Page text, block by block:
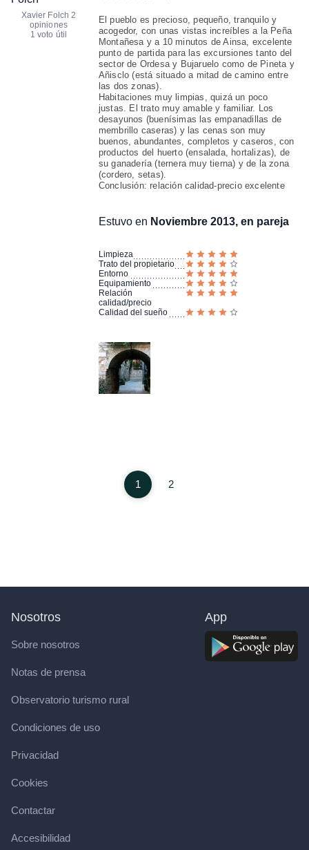
Xavier Folch 2
opiniones
1 voto útil
El pueblo es precioso, pequeño, tranquilo y
acogedor, con unas vistas increíbles a la Peña
Montañesa y a 10 minutos de Ainsa, excelente
punto de partida para las excursiones tanto del
sector de Ordesa y Bujaruelo como de Pineta y
Añisclo (está situado a mitad de camino entre
las dos zonas).
Habitaciones muy limpias, quizá un poco
justas. El trato muy amable y familiar. Los
desayunos (buenísimas las empanadillas de
membrillo caseras) y las cenas son muy
buenos, abundantes, completos y caseros, con
productos del huerto (ensalada, hortalizas), de
su ganadería (ternera muy tierna) y de la zona
(cordero, setas).
Conclusión: relación calidad-precio excelente
Estuvo en Noviembre 2013, en pareja
Limpieza
Trato del propietario
Entorno
Equipamiento
Relación
calidad/precio
Calidad del sueño
1 2
Nosotros
Sobre nosotros
Notas de prensa
Observatorio turismo rural
Condiciones de uso
Privacidad
Cookies
Contactar
Accesibilidad
App